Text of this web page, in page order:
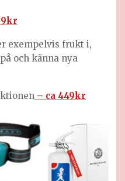
exempelvis frukt i,
och känna nya
– ca 449kr